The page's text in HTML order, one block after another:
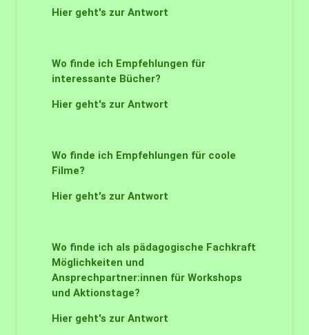
Hier geht's zur Antwort
Wo finde ich Empfehlungen für
interessante Bücher?
Hier geht's zur Antwort
Wo finde ich Empfehlungen für coole
Filme?
Hier geht's zur Antwort
Wo finde ich als pädagogische Fachkraft
Möglichkeiten und
Ansprechpartner:innen für Workshops
und Aktionstage?
Hier geht's zur Antwort